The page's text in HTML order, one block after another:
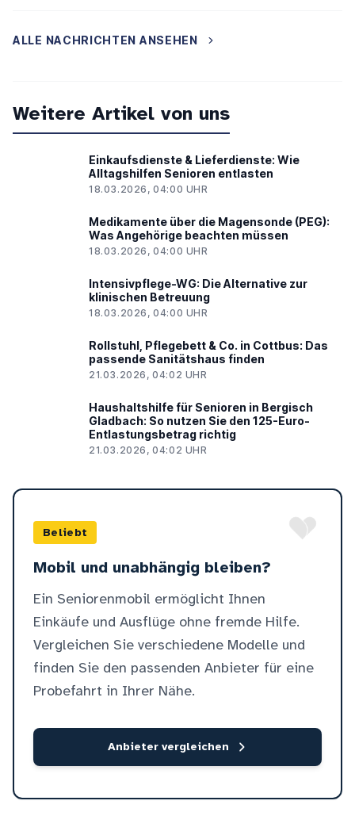
ALLE NACHRICHTEN ANSEHEN
Weitere Artikel von uns
Einkaufsdienste & Lieferdienste: Wie
Alltagshilfen Senioren entlasten
18.03.2026, 04:00 UHR
Medikamente über die Magensonde (PEG):
Was Angehörige beachten müssen
18.03.2026, 04:00 UHR
Intensivpflege-WG: Die Alternative zur
klinischen Betreuung
18.03.2026, 04:00 UHR
Rollstuhl, Pflegebett & Co. in Cottbus: Das
passende Sanitätshaus finden
21.03.2026, 04:02 UHR
Haushaltshilfe für Senioren in Bergisch
Gladbach: So nutzen Sie den 125-Euro-
Entlastungsbetrag richtig
21.03.2026, 04:02 UHR
Beliebt
Mobil und unabhängig bleiben?
Ein Seniorenmobil ermöglicht Ihnen
Einkäufe und Ausflüge ohne fremde Hilfe.
Vergleichen Sie verschiedene Modelle und
finden Sie den passenden Anbieter für eine
Probefahrt in Ihrer Nähe.
Anbieter vergleichen